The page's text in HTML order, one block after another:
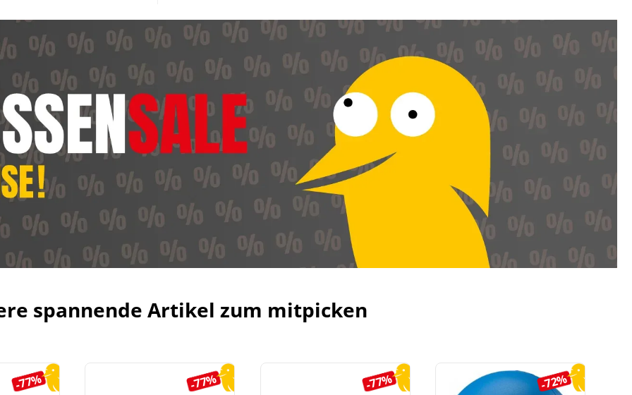
spannende Artikel zum mitpicken
-77% -77% -77% -72%